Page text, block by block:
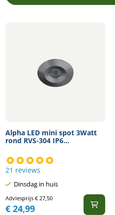
Alpha LED mini spot 3Watt
rond RVS-304 IP6...
21 reviews
Dinsdag in huis
Adviesprijs €27,50
€24,99